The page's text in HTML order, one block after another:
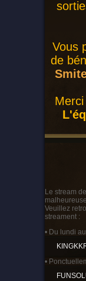
Vous
de
Le stream
Veuillez
streament :
• Du lundi
•